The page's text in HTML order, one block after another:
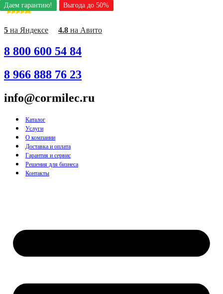
Перейти
к
содержимому
5 на Яндексе 4.8 на Авито
8 800 600 54 84
8 966 888 76 23
info@cormilec.ru
Каталог
Услуги
О компании
Доставка и оплата
Гарантия и сервис
Решения для бизнеса
Контакты
Даем гарантию! Выгода до 50%
Даем гарантию! Выгода до 50%
Даем гарантию! Выгода до 50%
Даем гарантию! Выгода до 50%
Даем гарантию! Выгода до 50%
Даем гарантию! Выгода до 50%
Даем гарантию! Выгода до 50%
Даем гарантию! Выгода до 50%
Даем гарантию! Выгода до 50%